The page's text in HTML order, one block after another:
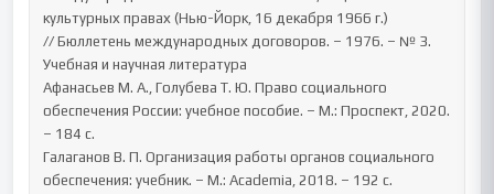
культурных правах (Нью-Йорк, 16 декабря 1966 г.)
// Бюллетень международных договоров. – 1976. – № 3.
Учебная и научная литература
Афанасьев М. А., Голубева Т. Ю. Право социального
обеспечения России: учебное пособие. – М.: Проспект, 2020.
– 184 с.
Галаганов В. П. Организация работы органов социального
обеспечения: учебник. – М.: Academia, 2018. – 192 с.